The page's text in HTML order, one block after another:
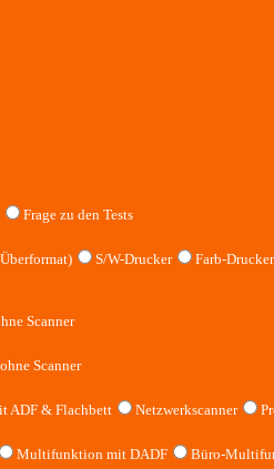
Frage zu den Tests
S/W-Drucker Farb-Drucker
Scanner
Scanner
ADF & Flachbett Netzwerkscanner
Multifunktion mit DADF Büro-